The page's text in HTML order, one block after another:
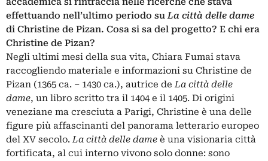
effettuando nell’ultimo periodo suLa città delle dame
di Christine de Pizan. Cosa si sa del progetto? E chi era
Christine de Pizan?
Negli ultimi mesi della sua vita, Chiara Fumai stava
raccogliendo materiale e informazioni su Christine de
Pizan (1365 ca. – 1430 ca.), autrice deLa città delle
dame, un libro scritto tra il 1404 e il 1405. Di origini
veneziane ma cresciuta a Parigi, Christine è una delle
figure più affascinanti del panorama letterario europeo
del XV secolo.La città delle dame è una visionaria città
fortificata, al cui interno vivono solo donne: sono